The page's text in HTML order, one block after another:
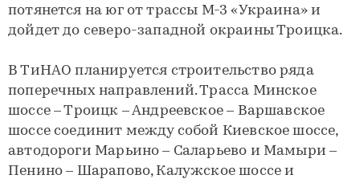
потянется на юг от трассы М-3 «Украина» и
дойдет до северо-западной окраины Троицка.
В ТиНАО планируется строительство ряда
поперечных направлений. Трасса Минское
шоссе – Троицк – Андреевское – Варшавское
шоссе соединит между собой Киевское шоссе,
автодороги Марьино – Саларьево и Мамыри –
Пенино – Шарапово, Калужское шоссе и